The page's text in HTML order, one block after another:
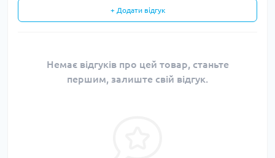
+ Додати відгук
Немає відгуків про цей товар, станьте
першим, залиште свій відгук.